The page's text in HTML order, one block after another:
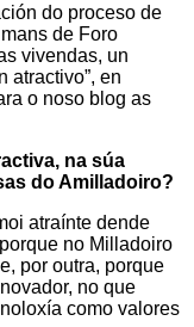
do proceso de
de Foro
vivendas, un
atractivo”, en
o noso blog as
na súa
do Amilladoiro?
atraínte dende
no Milladoiro
por outra, porque
no que
como valores